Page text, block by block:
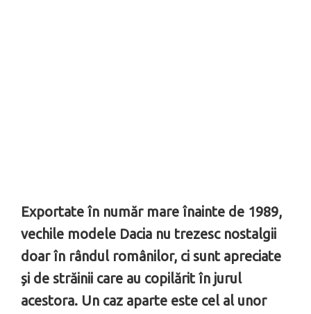
Exportate în număr mare înainte de 1989,
vechile modele Dacia nu trezesc nostalgii
doar în rândul românilor, ci sunt apreciate
și de străinii care au copilărit în jurul
acestora. Un caz aparte este cel al unor